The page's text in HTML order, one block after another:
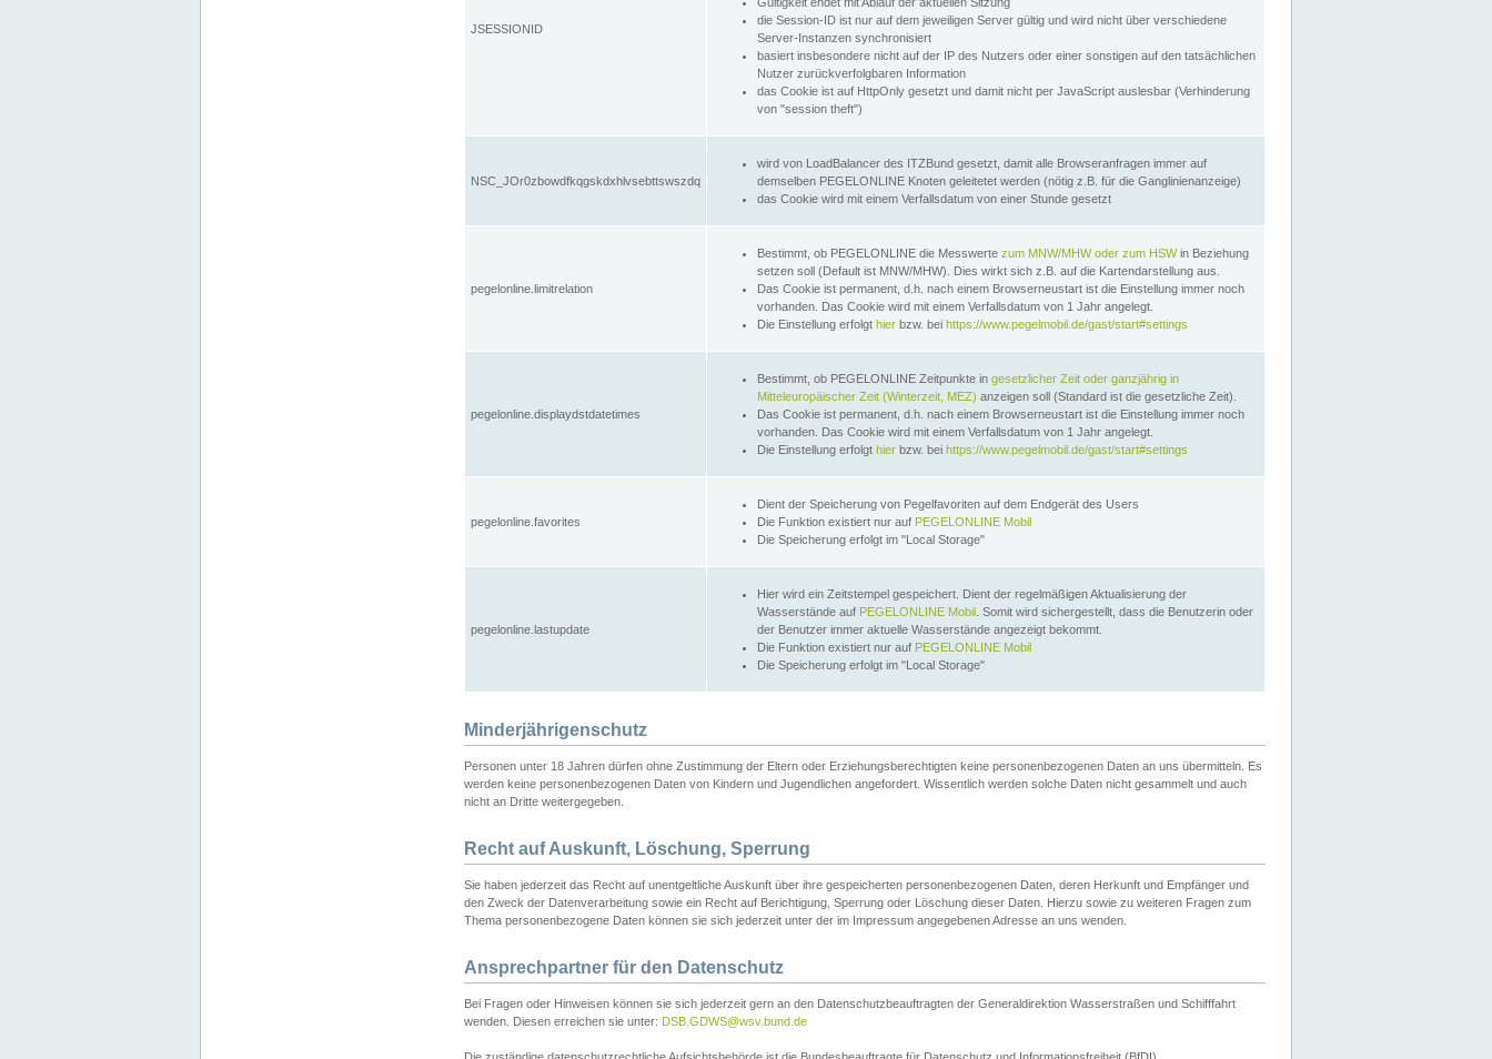
JSESSIONID
die Session-ID ist nur auf dem jeweiligen Server gültig und wird nicht über verschiedene
Server-Instanzen synchronisiert
basiert insbesondere nicht auf der IP des Nutzers oder einer sonstigen auf den tatsächlichen
Nutzer zurückverfolgbaren Information
das Cookie ist auf HttpOnly gesetzt und damit nicht per JavaScript auslesbar (Verhinderung
von "session theft")
NSC_JOr0zbowdfkqgskdxhlvsebttswszdq
wird von LoadBalancer des ITZBund gesetzt, damit alle Browseranfragen immer auf
demselben PEGELONLINE Knoten geleitetet werden (nötig z.B. für die Ganglinienanzeige)
das Cookie wird mit einem Verfallsdatum von einer Stunde gesetzt
pegelonline.limitrelation
Bestimmt, ob PEGELONLINE die Messwerte zum MNW/MHW oder zum HSWin Beziehung
setzen soll (Default ist MNW/MHW). Dies wirkt sich z.B. auf die Kartendarstellung aus.
Das Cookie ist permanent, d.h. nach einem Browserneustart ist die Einstellung immer noch
vorhanden. Das Cookie wird mit einem Verfallsdatum von 1 Jahr angelegt.
Die Einstellung erfolgt hier bzw. bei https://www.pegelmobil.de/gast/start#settings
pegelonline.displaydstdatetimes
Bestimmt, ob PEGELONLINE Zeitpunkte in gesetzlicher Zeit oder ganzjährig in
Mitteleuropäischer Zeit (Winterzeit, MEZ) anzeigen soll (Standard ist die gesetzliche Zeit).
Das Cookie ist permanent, d.h. nach einem Browserneustart ist die Einstellung immer noch
vorhanden. Das Cookie wird mit einem Verfallsdatum von 1 Jahr angelegt.
Die Einstellung erfolgt hier bzw. bei https://www.pegelmobil.de/gast/start#settings
pegelonline.favorites
Dient der Speicherung von Pegelfavoriten auf dem Endgerät des Users
Die Funktion existiert nur auf PEGELONLINE Mobil
Die Speicherung erfolgt im "Local Storage"
pegelonline.lastupdate
Hier wird ein Zeitstempel gespeichert. Dient der regelmäßigen Aktualisierung der
Wasserstände auf PEGELONLINE Mobil . Somit wird sichergestellt, dass die Benutzerin oder
der Benutzer immer aktuelle Wasserstände angezeigt bekommt.
Die Funktion existiert nur auf PEGELONLINE Mobil
Die Speicherung erfolgt im "Local Storage"
Minderjährigenschutz
Personen unter 18 Jahren dürfen ohne Zustimmung der Eltern oder Erziehungsberechtigten keine personenbezogenen Daten an uns übermitteln. Es
werden keine personenbezogenen Daten von Kindern und Jugendlichen angefordert. Wissentlich werden solche Daten nicht gesammelt und auch
nicht an Dritte weitergegeben.
Recht auf Auskunft, Löschung, Sperrung
Sie haben jederzeit das Recht auf unentgeltliche Auskunft über ihre gespeicherten personenbezogenen Daten, deren Herkunft und Empfänger und
den Zweck der Datenverarbeitung sowie ein Recht auf Berichtigung, Sperrung oder Löschung dieser Daten. Hierzu sowie zu weiteren Fragen zum
Thema personenbezogene Daten können sie sich jederzeit unter der im Impressum angegebenen Adresse an uns wenden.
Ansprechpartner für den Datenschutz
Bei Fragen oder Hinweisen können sie sich jederzeit gern an den Datenschutzbeauftragten der Generaldirektion Wasserstraßen und Schifffahrt
wenden. Diesen erreichen sie unter: DSB.GDWS@wsv.bund.de